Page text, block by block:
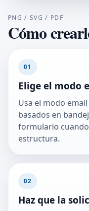
PNG / SVG / PDF
Cómo
01
Elige el modo
Usa el modo
basados en
formulario
estructura.
02
Haz que la